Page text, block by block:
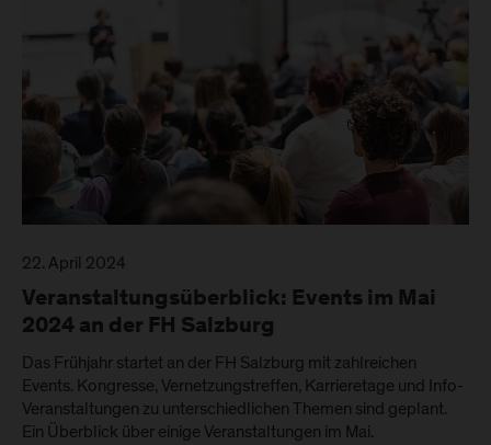
22. April 2024
Veranstaltungsüberblick: Events im Mai
2024 an der FH Salzburg
Das Frühjahr startet an der FH Salzburg mit zahlreichen
Events. Kongresse, Vernetzungstreffen, Karrieretage und Info-
Veranstaltungen zu unterschiedlichen Themen sind geplant.
Ein Überblick über einige Veranstaltungen im Mai.